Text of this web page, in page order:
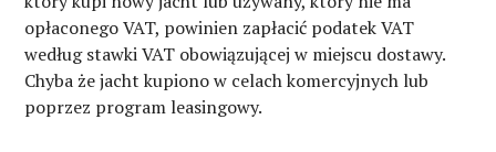
opłaconego VAT, powinien zapłacić podatek VAT
według stawki VAT obowiązującej w miejscu dostawy.
Chyba że jacht kupiono w celach komercyjnych lub
poprzez program leasingowy.